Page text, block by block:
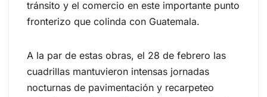
tránsito y el comercio en este importante punto
fronterizo que colinda con Guatemala.
A la par de estas obras, el 28 de febrero las
cuadrillas mantuvieron intensas jornadas
nocturnas de pavimentación y recarpeteo